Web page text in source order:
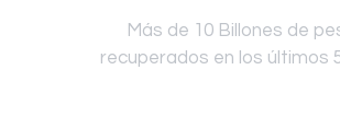
Más de 10 Billones de
recuperados en los últimos